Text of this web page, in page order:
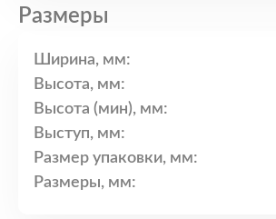
Размеры
Ширина, мм:
Высота, мм:
Высота (мин), мм:
Выступ, мм:
Размер упаковки, мм:
Размеры, мм: